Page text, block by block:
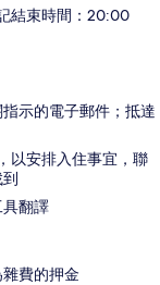
結束時間：20:00
示的電子郵件；抵達
以安排入住事宜，聯
翻譯
費的押金